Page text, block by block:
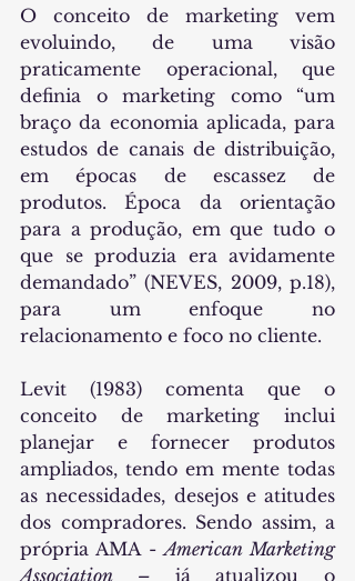
O conceito de marketing vem
evoluindo, de uma visão
praticamente operacional, que
definia o marketing como “um
braço da economia aplicada, para
estudos de canais de distribuição,
em épocas de escassez de
produtos. Época da orientação
para a produção, em que tudo o
que se produzia era avidamente
demandado” (NEVES, 2009, p.18),
para um enfoque no
relacionamento e foco no cliente.
Levit (1983) comenta que o
conceito de marketing inclui
planejar e fornecer produtos
ampliados, tendo em mente todas
as necessidades, desejos e atitudes
dos compradores. Sendo assim, a
própria AMA - American Marketing
Association – já atualizou o